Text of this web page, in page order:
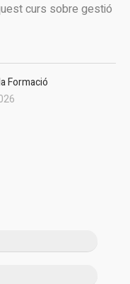
curs sobre gestió
Formació